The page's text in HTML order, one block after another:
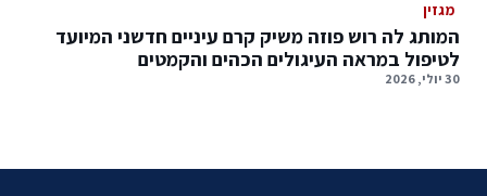
מגזין
המותג לה רוש פוזה משיק קרם עיניים חדשני המיועד
לטיפול במראה העיגולים הכהים והקמטים
30 יולי, 2026